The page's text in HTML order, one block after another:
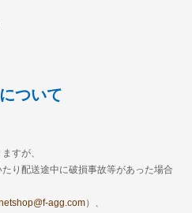
ついて
すが、
り配送途中に破損事故等があった場合
agg.com）、